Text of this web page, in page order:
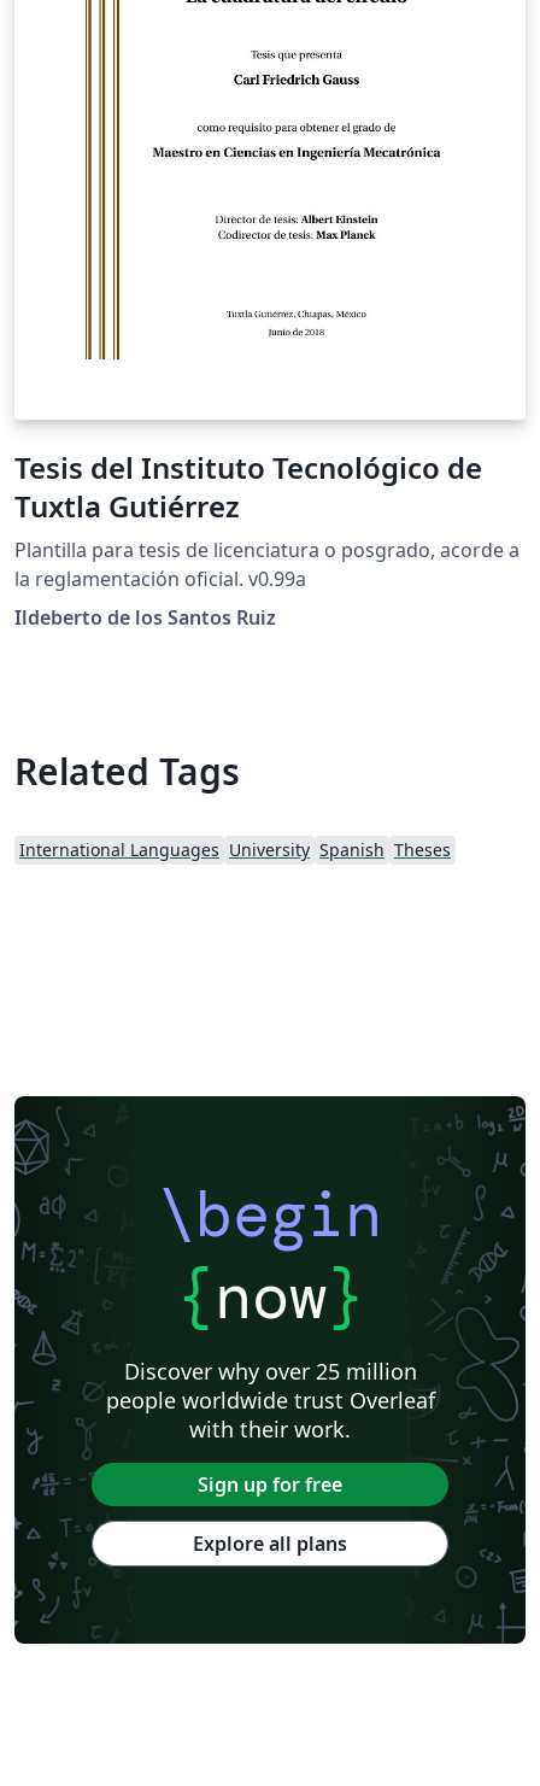
Tesis del Instituto Tecnológico de
Tuxtla Gutiérrez
Plantilla para tesis de licenciatura o posgrado, acorde a
la reglamentación oficial. v0.99a
Ildeberto de los Santos Ruiz
Related Tags
International Languages University Spanish Theses
\begin
{now}
Discover why over 25 million
people worldwide trust Overleaf
with their work.
Sign up for free
Explore all plans